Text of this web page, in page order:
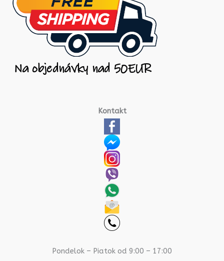
Kontakt
Pondelok – Piatok od 9:00 – 17:00